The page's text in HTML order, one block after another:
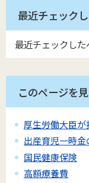
最近チェック
最近チェックした
このページを
厚生労働大臣
出産育児一時金
国民健康保険
高額療養費